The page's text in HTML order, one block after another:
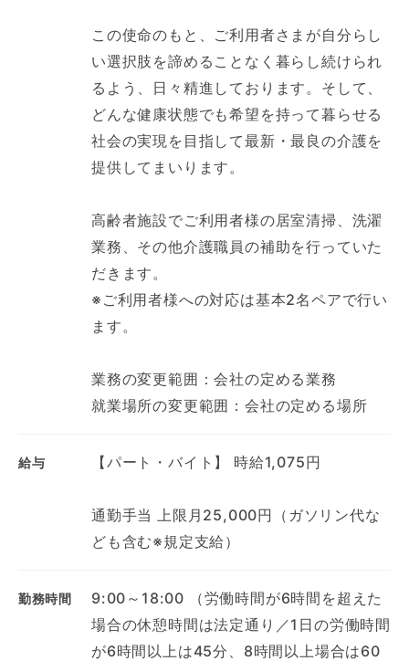
この使命のもと、ご利用者さまが自分らし
い選択肢を諦めることなく暮らし続けられ
るよう、日々精進しております。そして、
どんな健康状態でも希望を持って暮らせる
社会の実現を目指して最新・最良の介護を
提供してまいります。
高齢者施設でご利用者様の居室清掃、洗濯
業務、その他介護職員の補助を行っていた
だきます。
※ご利用者様への対応は基本2名ペアで行い
ます。
業務の変更範囲：会社の定める業務
就業場所の変更範囲：会社の定める場所
給与 【パート・バイト】 時給1,075円
通勤手当 上限月25,000円（ガソリン代な
ども含む※規定支給）
勤務時間
9:00～18:00 （労働時間が6時間を超えた
場合の休憩時間は法定通り／1日の労働時間
が6時間以上は45分、8時間以上場合は60